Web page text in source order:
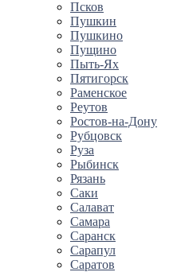
Псков
Пушкин
Пушкино
Пущино
Пыть-Ях
Пятигорск
Раменское
Реутов
Ростов-на-Дону
Рубцовск
Руза
Рыбинск
Рязань
Саки
Салават
Самара
Саранск
Сарапул
Саратов